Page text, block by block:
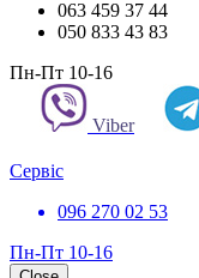
063 459 37 44
050 833 43 83
Пн-Пт 10-16
Viber
Сервіс
096 270 02 53
Пн-Пт 10-16